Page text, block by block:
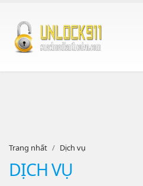
Trang nhất Dịch vụ
DỊCH VỤ